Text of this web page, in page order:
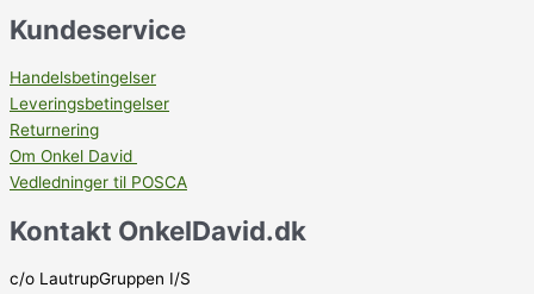
Kundeservice
Handelsbetingelser
Leveringsbetingelser
Returnering
Om Onkel David
Vedledninger til POSCA
Kontakt OnkelDavid.dk
c/o LautrupGruppen I/S